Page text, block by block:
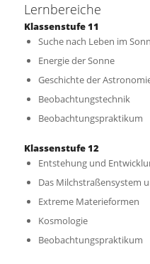
Lernbereiche
Klassenstufe 11
Suche nach Leben im
Energie der Sonne
Geschichte der
Beobachtungstechnik
Beobachtungspraktikum
Klassenstufe 12
Entstehung und
Das Milchstraßensystem
Extreme Materieformen
Kosmologie
Beobachtungspraktikum